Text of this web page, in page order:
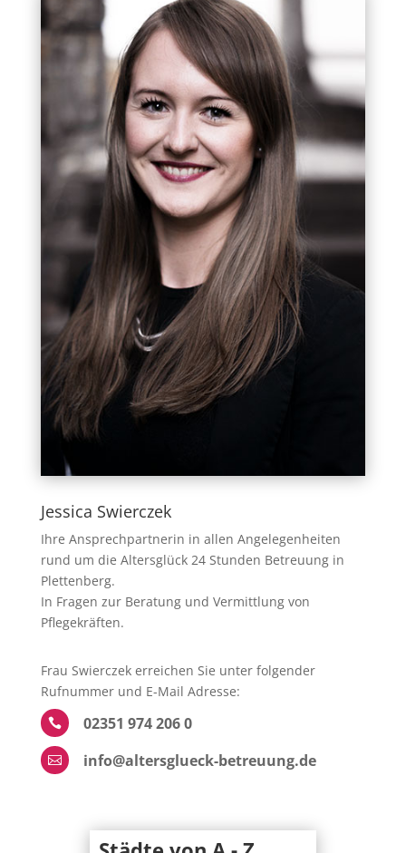
Jessica Swierczek
Ihre Ansprechpartnerin in allen Angelegenheiten
rund um die Altersglück 24 Stunden Betreuung in
Plettenberg.
In Fragen zur Beratung und Vermittlung von
Pflegekräften.
Frau Swierczek erreichen Sie unter folgender
Rufnummer und E-Mail Adresse:
 02351 974 206 0
 info@altersglueck-betreuung.de